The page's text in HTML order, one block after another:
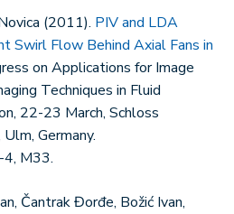
(2011). PIV and LDA
Swirl Flow Behind Axial Fans in
on Applications for Image
Techniques in Fluid
22-23 March, Schloss
Germany.
M33.
Čantrak Đorđe, Božić Ivan,